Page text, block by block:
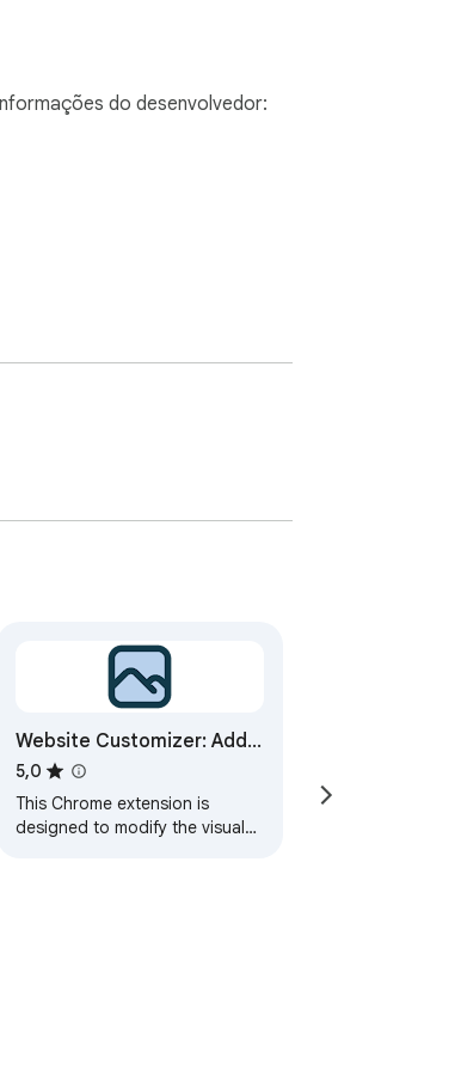
do desenvolvedor:
Website Customizer: Add
Custom Style and CSS
5,0
This Chrome extension is
designed to modify the visual